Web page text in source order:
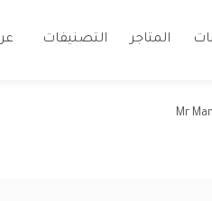
المتاجر التصنيفات